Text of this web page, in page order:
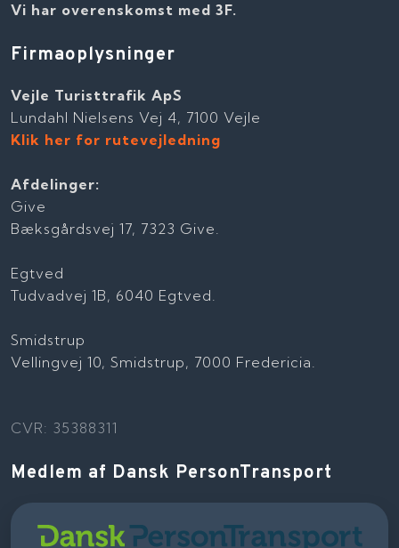
Vi har overenskomst med 3F.
Firmaoplysninger
Vejle Turisttrafik ApS
Lundahl Nielsens Vej 4, 7100 Vejle
Klik her for rutevejledning
Afdelinger:
Give
Bæksgårdsvej 17, 7323 Give.
Egtved
Tudvadvej 1B, 6040 Egtved.
Smidstrup
Vellingvej 10, Smidstrup, 7000 Fredericia.
CVR: 35388311
Medlem af Dansk PersonTransport